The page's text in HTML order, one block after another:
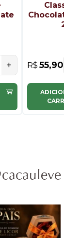
+ R$ 55,90